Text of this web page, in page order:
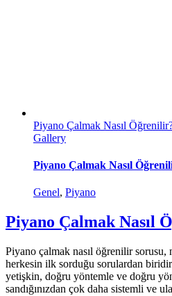
Piyano Çalmak Nasıl
Gallery
Piyano Çalmak Nasıl
Genel, Piyano
Piyano Çalmak Nasıl
Piyano çalmak nasıl öğrenilir sorusu,
herkesin ilk sorduğu sorulardan
yetişkin, doğru yöntemle ve doğru
sandığınızdan çok daha sistemli ve